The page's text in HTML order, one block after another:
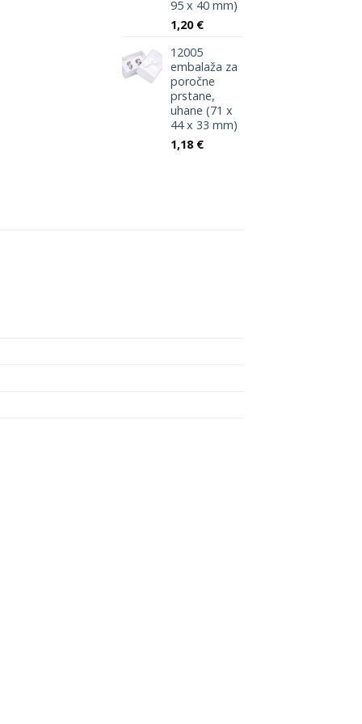
95 x 40 mm)
1,20 €
12005
embalaža za
poročne
prstane,
uhane (71 x
44 x 33 mm)
1,18 €